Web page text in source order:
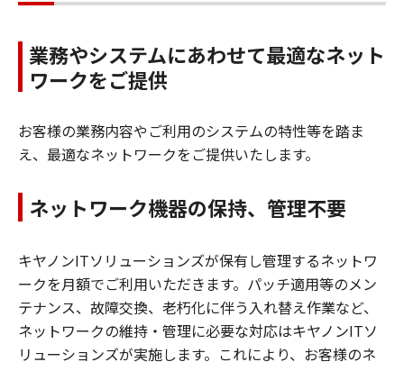
業務やシステムにあわせて最適なネット
ワークをご提供
お客様の業務内容やご利用のシステムの特性等を踏ま
え、最適なネットワークをご提供いたします。
ネットワーク機器の保持、管理不要
キヤノンITソリューションズが保有し管理するネットワ
ークを月額でご利用いただきます。パッチ適用等のメン
テナンス、故障交換、老朽化に伴う入れ替え作業など、
ネットワークの維持・管理に必要な対応はキヤノンITソ
リューションズが実施します。これにより、お客様のネ